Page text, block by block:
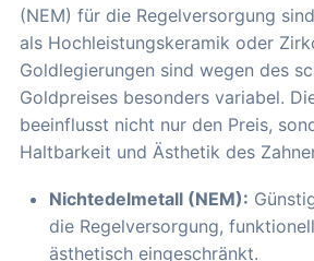
(NEM) für die Regelversorgung
als Hochleistungskeramik oder
Goldlegierungen sind wegen des
Goldpreises besonders variabel.
beeinflusst nicht nur den Preis,
Haltbarkeit und Ästhetik des
Nichtedelmetall (NEM):
die Regelversorgung,
ästhetisch eingeschränkt.